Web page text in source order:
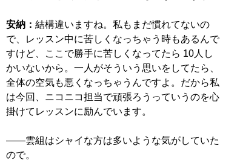
安納： 結構違いますね。私もまだ慣れてないの
で、レッスン中に苦しくなっちゃう時もあるんで
すけど、ここで勝手に苦しくなってたら 10人し
かいないから。一人がそういう思いをしてたら、
全体の空気も悪くなっちゃうんですよ。だから私
は今回、ニコニコ担当で頑張ろうっていうのを心
掛けてレッスンに励んでいます。
――雲組はシャイな方は多いような気がしていた
ので。